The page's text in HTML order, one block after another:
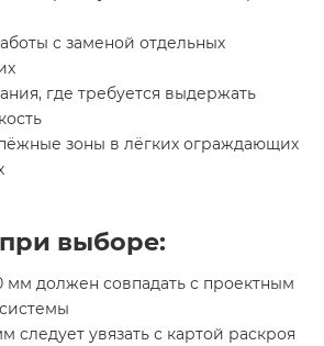
с заменой отдельных
где требуется выдержать
зоны в лёгких ограждающих
выборе:
мм должен совпадать с проектным
следует увязать с картой раскроя